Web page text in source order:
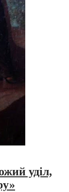
уділ,